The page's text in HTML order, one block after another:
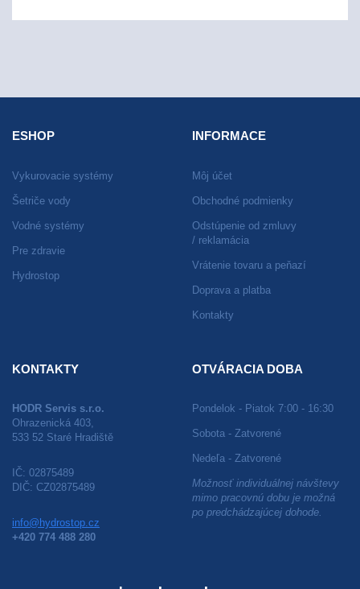
ESHOP
Vykurovacie systémy
Šetriče vody
Vodné systémy
Pre zdravie
Hydrostop
INFORMACE
Môj účet
Obchodné podmienky
Odstúpenie od zmluvy
/ reklamácia
Vrátenie tovaru a peňazí
Doprava a platba
Kontakty
KONTAKTY
HODR Servis s.r.o.
Ohrazenická 403,
533 52 Staré Hradiště
IČ: 02875489
DIČ: CZ02875489
info@hydrostop.cz
+420 774 488 280
OTVÁRACIA DOBA
Pondelok - Piatok 7:00 - 16:30
Sobota - Zatvorené
Nedeľa - Zatvorené
Možnosť individuálnej návštevy
mimo pracovnú dobu je možná
po predchádzajúcej dohode.